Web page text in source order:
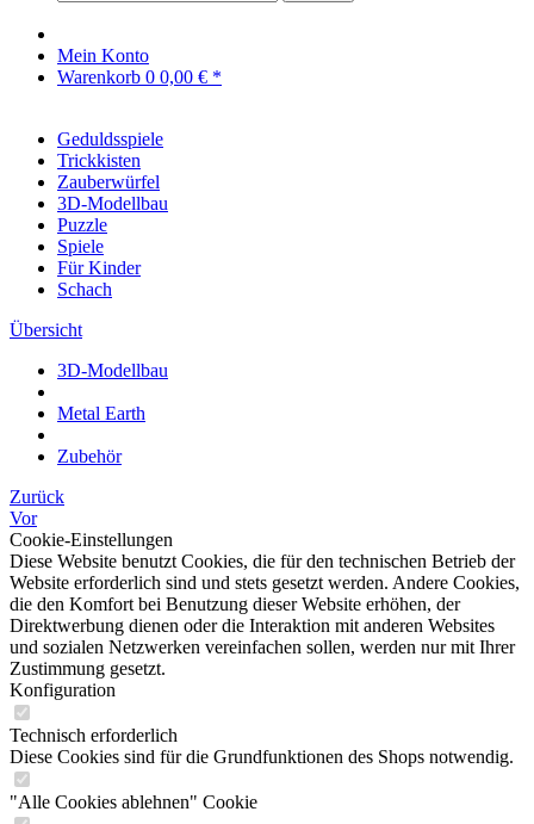
Mein Konto
Warenkorb 0 0,00 € *
Geduldsspiele
Trickkisten
Zauberwürfel
3D-Modellbau
Puzzle
Spiele
Für Kinder
Schach
Übersicht
3D-Modellbau
Metal Earth
Zubehör
Zurück
Vor
Cookie-Einstellungen
Diese Website benutzt Cookies, die für den technischen Betrieb der
Website erforderlich sind und stets gesetzt werden. Andere Cookies,
die den Komfort bei Benutzung dieser Website erhöhen, der
Direktwerbung dienen oder die Interaktion mit anderen Websites
und sozialen Netzwerken vereinfachen sollen, werden nur mit Ihrer
Zustimmung gesetzt.
Konfiguration
Technisch erforderlich
Diese Cookies sind für die Grundfunktionen des Shops notwendig.
"Alle Cookies ablehnen" Cookie